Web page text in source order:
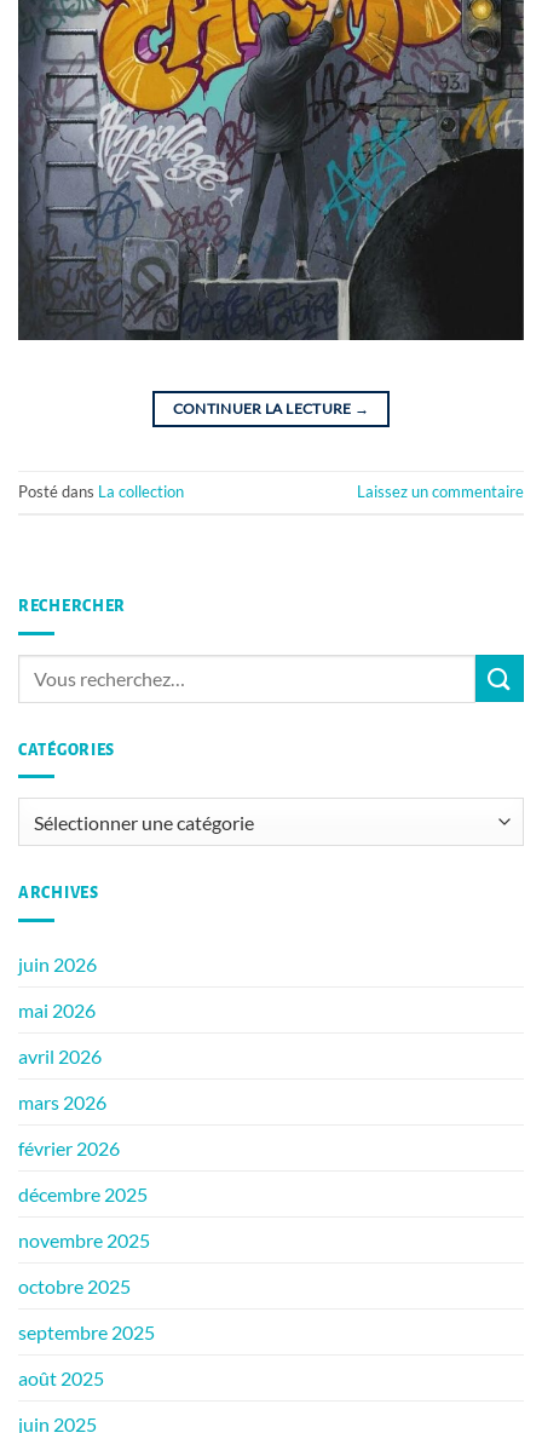
CONTINUER LA LECTURE →
Posté dans La collection Laissez un commentaire
RECHERCHER
CATÉGORIES
ARCHIVES
juin 2026
mai 2026
avril 2026
mars 2026
février 2026
décembre 2025
novembre 2025
octobre 2025
septembre 2025
août 2025
juin 2025